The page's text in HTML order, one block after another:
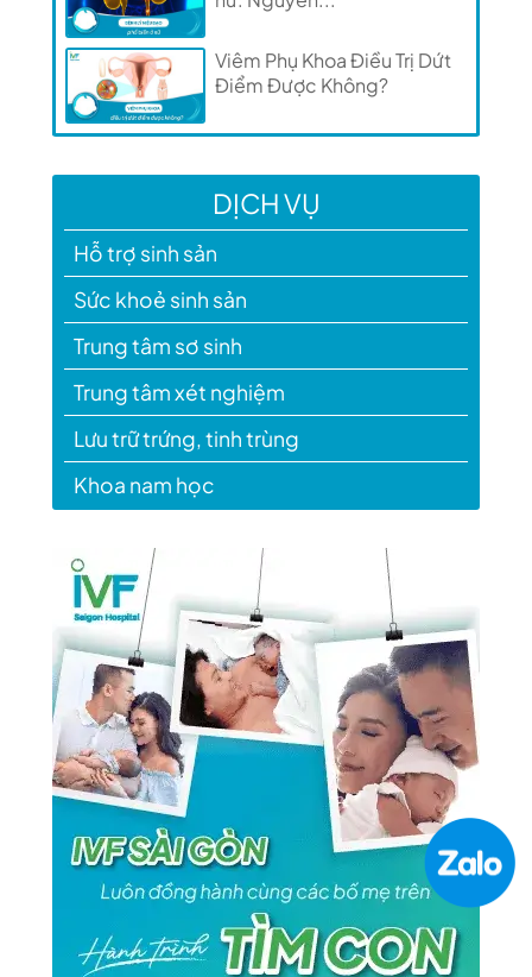
Viêm Phụ Khoa Điều Trị Dứt
Điểm Được Không?
DỊCH VỤ
Hỗ trợ sinh sản
Sức khoẻ sinh sản
Trung tâm sơ sinh
Trung tâm xét nghiệm
Lưu trữ trứng, tinh trùng
Khoa nam học